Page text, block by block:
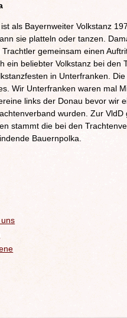
als Bayernweiter Volkstanz
sie platteln oder tanzen.
gemeinsam einen
ein beliebter Volkstanz bei den
in Unterfranken.
Wir Unterfranken waren mal
links der Donau bevor wir
wurden. Zur
stammt die bei den
Bauernpolka.